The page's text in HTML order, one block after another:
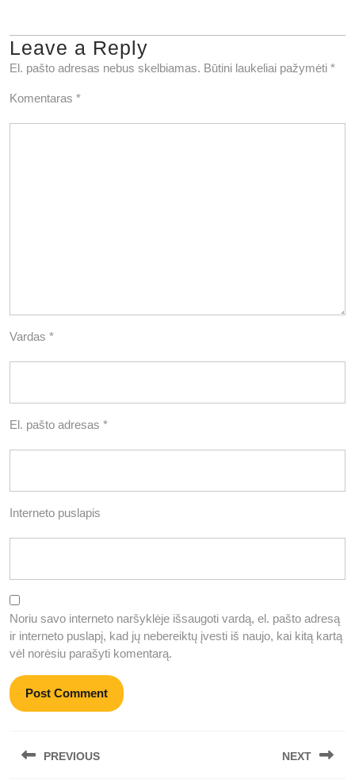
Leave a Reply
El. pašto adresas nebus skelbiamas. Būtini laukeliai pažymėti *
Komentaras *
Vardas *
El. pašto adresas *
Interneto puslapis
Noriu savo interneto naršyklėje išsaugoti vardą, el. pašto adresą
ir interneto puslapį, kad jų nebereiktų įvesti iš naujo, kai kitą kartą
vėl norėsiu parašyti komentarą.
tarpPREVIOUS NEXT